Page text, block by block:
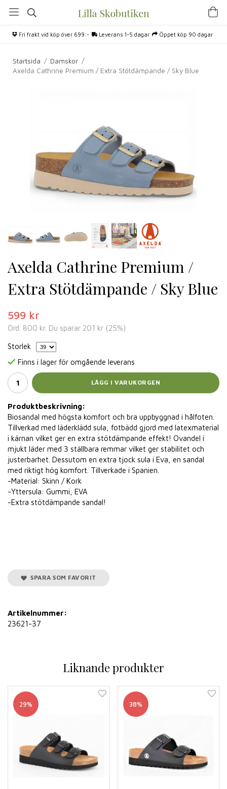
Fri frakt vid köp över 699:- Leverans 1-5 dagar Öppet köp 90 dagar
Startsida / Damskor /
Axelda Cathrine Premium / Extra Stötdämpande / Sky Blue
Axelda Cathrine Premium /
Extra Stötdämpande / Sky Blue
599 kr
Ord. 800 kr. Du sparar 201 kr (25%)
Storlek
Finns i lager för omgående leverans
LÄGG I VARUKORGEN
Produktbeskrivning:
Biosandal med högsta komfort och bra uppbyggnad i hålfoten.
Tillverkad med läderklädd sula, fotbädd gjord med latexmaterial
i kärnan vilket ger en extra stötdämpande effekt! Ovandel i
mjukt läder med 3 ställbara remmar vilket ger stabilitet och
justerbarhet. Dessutom en extra tjock sula i Eva, en sandal
med riktigt hög komfort. Tillverkade i Spanien.
-Material: Skinn / Kork
-Yttersula: Gummi, EVA
-Extra stötdämpande sandal!
SPARA SOM FAVORIT
Artikelnummer:
23621-37
Liknande produkter
29% 38%